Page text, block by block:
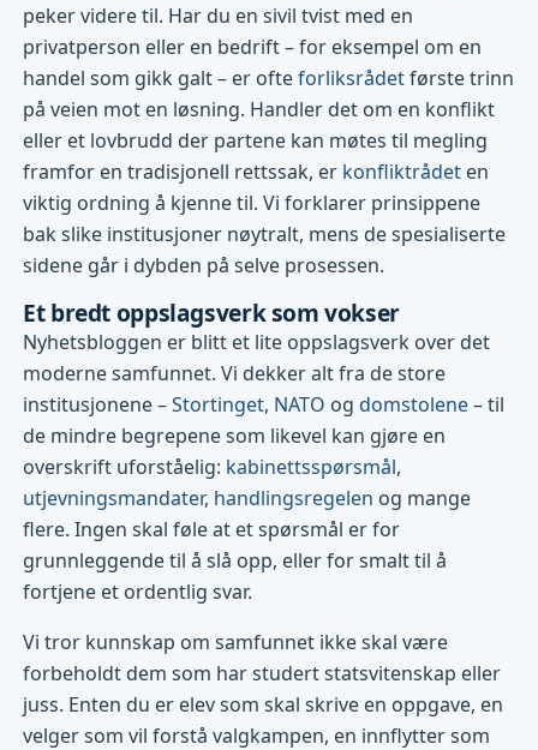
peker videre til. Har du en sivil tvist med en
privatperson eller en bedrift – for eksempel om en
handel som gikk galt – er ofteforliksrådetførste trinn
på veien mot en løsning. Handler det om en konflikt
eller et lovbrudd der partene kan møtes til megling
framfor en tradisjonell rettssak, er konfliktrådet en
viktig ordning å kjenne til. Vi forklarer prinsippene
bak slike institusjoner nøytralt, mens de spesialiserte
sidene går i dybden på selve prosessen.
Et bredt oppslagsverk som vokser
Nyhetsbloggen er blitt et lite oppslagsverk over det
moderne samfunnet. Vi dekker alt fra de store
institusjonene –Stortinget, NATO ogdomstolene– til
de mindre begrepene som likevel kan gjøre en
overskrift uforståelig: kabinettsspørsmål,
utjevningsmandater, handlingsregelen og mange
flere. Ingen skal føle at et spørsmål er for
grunnleggende til å slå opp, eller for smalt til å
fortjene et ordentlig svar.
Vi tror kunnskap om samfunnet ikke skal være
forbeholdt dem som har studert statsvitenskap eller
juss. Enten du er elev som skal skrive en oppgave, en
velger som vil forstå valgkampen, en innflytter som